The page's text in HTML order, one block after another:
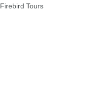
Firebird Tours